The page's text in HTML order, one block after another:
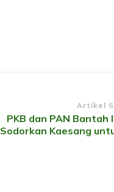
Artikel
PKB dan PAN Bantah
Sodorkan Kaesang